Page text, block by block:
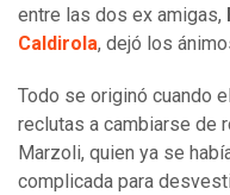
entre las dos ex amigas,
Caldirola, dejó los
Todo se originó cuando el
reclutas a cambiarse de
Marzoli, quien ya se
complicada para